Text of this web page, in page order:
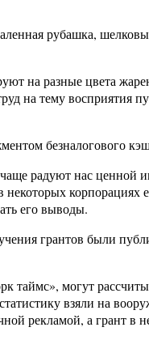
рубашка,
на разные цвета
на тему восприятия
безналогового
чаще радуют нас ценной
корпорациях
его выводы.
грантов были
таймс», могут
взяли на
рекламой, а грант в